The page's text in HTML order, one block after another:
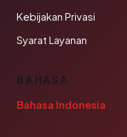
Kebijakan Privasi
Syarat Layanan
BAHASA
Bahasa Indonesia